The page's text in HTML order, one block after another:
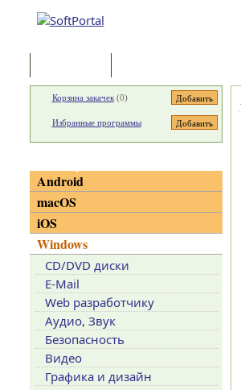
Корзина закачек(0)
Избранные программы
Android
macOS
iOS
Windows
CD/DVD диски
E-Mail
Web разработчику
Аудио, Звук
Безопасность
Видео
Графика и дизайн